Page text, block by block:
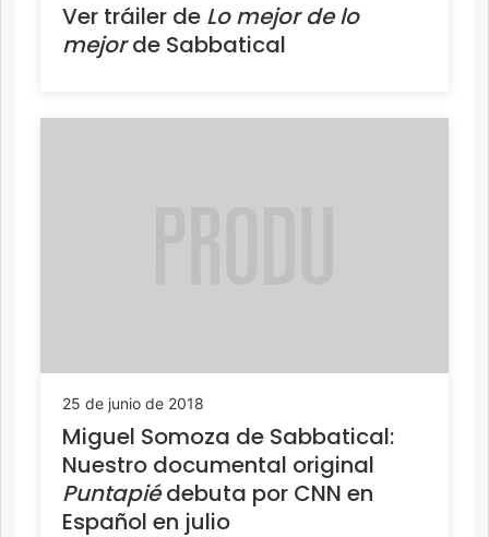
Ver tráiler de Lo mejor de lo
mejorde Sabbatical
25 de junio de 2018
Miguel Somoza de Sabbatical:
Nuestro documental original
Puntapiédebuta por CNN en
Español en julio